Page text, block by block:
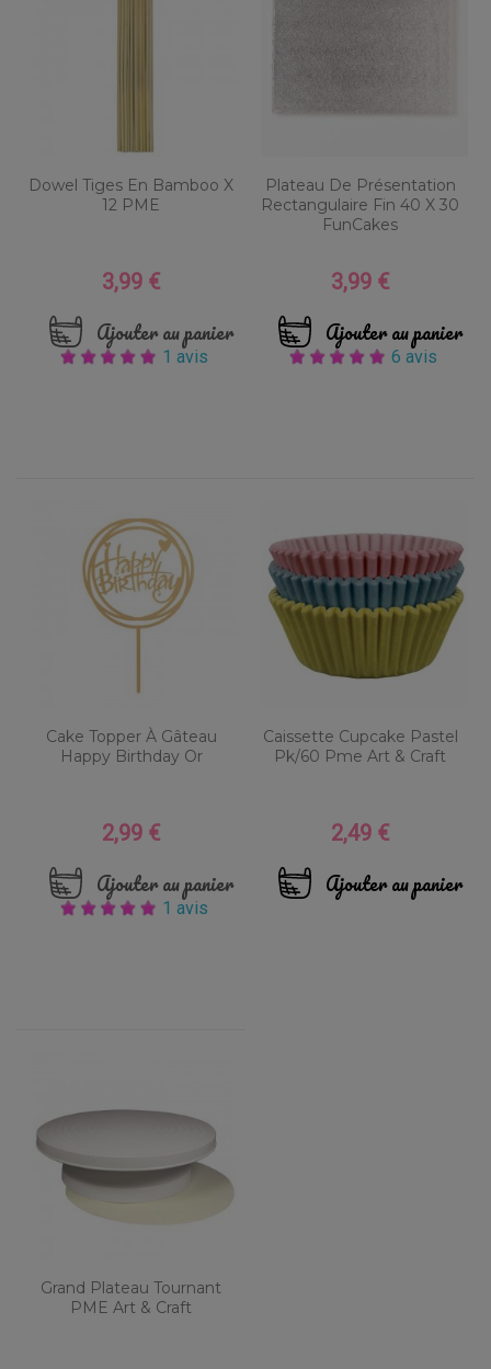
Dowel Tiges En Bamboo X
12 PME
Prix
3,99 €
Ajouter au panier
1 avis
Plateau De Présentation
Rectangulaire Fin 40 X 30
FunCakes
Prix
3,99 €
Ajouter au panier
6 avis
Cake Topper À Gâteau
Happy Birthday Or
Prix
2,99 €
Ajouter au panier
1 avis
Caissette Cupcake Pastel
Pk/60 Pme Art & Craft
Prix
2,49 €
Ajouter au panier
Grand Plateau Tournant
PME Art & Craft